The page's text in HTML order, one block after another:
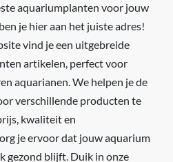
aquariumplanten voor jouw
je hier aan het juiste adres!
vind je een uitgebreide
artikelen, perfect voor
aquarianen. We helpen je de
verschillende producten te
kwaliteit en
je ervoor dat jouw aquarium
gezond blijft. Duik in onze